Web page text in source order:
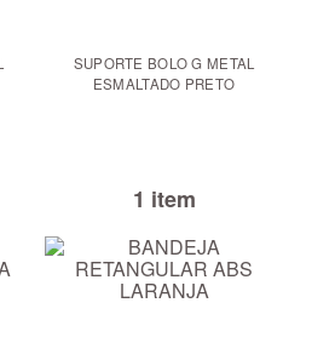
SUPORTE BOLO G METAL
ESMALTADO PRETO
1 item